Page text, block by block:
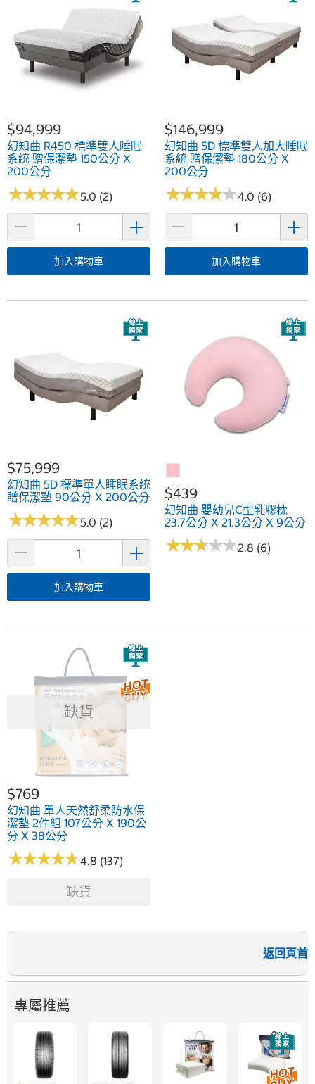
$94,999
幻知曲 R450 標準雙人睡眠
系統 贈保潔墊 150公分 X
200公分
★★★★★
★★★★★5.0 (2)
加入購物車
$146,999
幻知曲 5D 標準雙人加大睡眠
系統 贈保潔墊 180公分 X
200公分
★★★★★
★★★★★4.0 (6)
加入購物車
$75,999
幻知曲 5D 標準單人睡眠系統
贈保潔墊 90公分 X 200公分
★★★★★
★★★★★5.0 (2)
加入購物車
$439
幻知曲 嬰幼兒C型乳膠枕
23.7公分 X 21.3公分 X 9公分
★★★★★
★★★★★2.8 (6)
缺貨
$769
幻知曲 單人天然舒柔防水保
潔墊 2件組 107公分 X 190公
分 X 38公分
★★★★★
★★★★★4.8 (137)
缺貨
返回頁首
專屬推薦